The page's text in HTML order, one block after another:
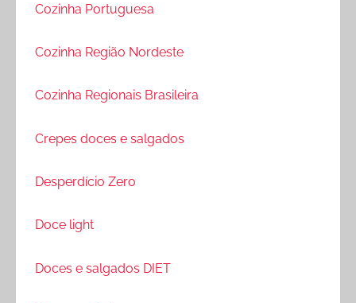
Cozinha Portuguesa
Cozinha Região Nordeste
Cozinha Regionais Brasileira
Crepes doces e salgados
Desperdício Zero
Doce light
Doces e salgados DIET